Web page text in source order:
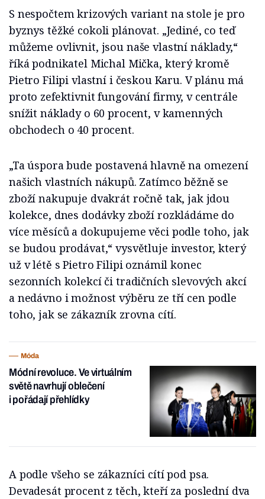
S nespočtem krizových variant na stole je pro
byznys těžké cokoli plánovat. „Jediné, co teď
můžeme ovlivnit, jsou naše vlastní náklady,“
říká podnikatel Michal Mička, který kromě
Pietro Filipi vlastní i českou Karu. V plánu má
proto zefektivnit fungování firmy, v centrále
snížit náklady o 60 procent, v kamenných
obchodech o 40 procent.
„Ta úspora bude postavená hlavně na omezení
našich vlastních nákupů. Zatímco běžně se
zboží nakupuje dvakrát ročně tak, jak jdou
kolekce, dnes dodávky zboží rozkládáme do
více měsíců a dokupujeme věci podle toho, jak
se budou prodávat,“ vysvětluje investor, který
už v létě s Pietro Filipi oznámil konec
sezonních kolekcí či tradičních slevových akcí
a nedávno i možnost výběru ze tří cen podle
toho, jak se zákazník zrovna cítí.
Móda
Módní revoluce. Ve virtuálním
světě navrhují oblečení
i pořádají přehlídky
A podle všeho se zákazníci cítí pod psa.
Devadesát procent z těch, kteří za poslední dva